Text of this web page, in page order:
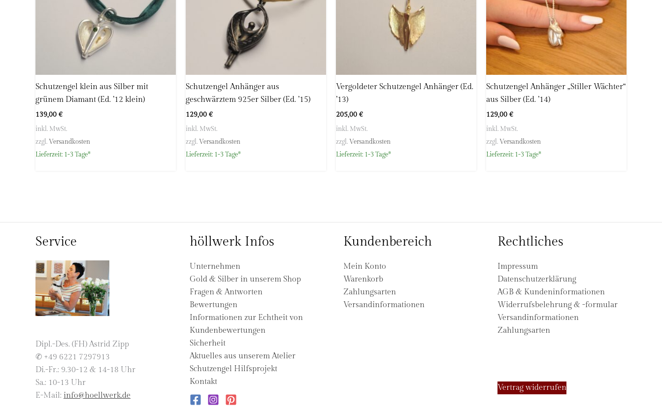
info@hoellwerk.de
Schutzengel klein aus Silber mit
grünem Diamant (Ed. ’12 klein)
139,00 €
inkl. MwSt.
zzgl. Versandkosten
Lieferzeit: 1-3 Tage*
Schutzengel Anhänger aus
geschwärztem 925er Silber (Ed. ’15)
129,00 €
inkl. MwSt.
zzgl. Versandkosten
Lieferzeit: 1-3 Tage*
Vergoldeter Schutzengel Anhänger (Ed.
’13)
205,00 €
inkl. MwSt.
zzgl. Versandkosten
Lieferzeit: 1-3 Tage*
Schutzengel Anhänger „Stiller Wächter“
aus Silber (Ed. ’14)
129,00 €
inkl. MwSt.
zzgl. Versandkosten
Lieferzeit: 1-3 Tage*
Service
Dipl.-Des. (FH) Astrid Zipp
✆ +49 6221 7297913
Di.-Fr.: 9.30-12 & 14-18 Uhr
Sa.: 10-13 Uhr
E-Mail: info@hoellwerk.de
höllwerk Infos
Unternehmen
Gold & Silber in unserem Shop
Fragen & Antworten
Bewertungen
Informationen zur Echtheit von
Kundenbewertungen
Sicherheit
Aktuelles aus unserem Atelier
Schutzengel Hilfsprojekt
Kontakt
Kundenbereich
Mein Konto
Warenkorb
Zahlungsarten
Versandinformationen
Rechtliches
Impressum
Datenschutzerklärung
AGB & Kundeninformationen
Widerrufsbelehrung & -formular
Versandinformationen
Zahlungsarten
Vertrag widerrufen